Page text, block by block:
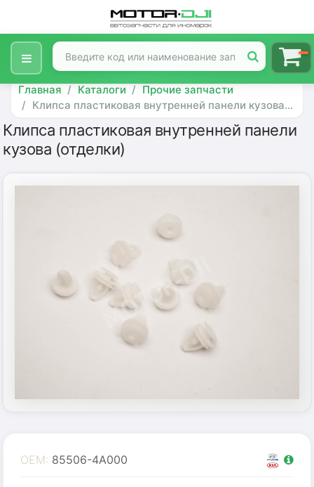
Главная Каталоги
Прочие запчасти
Клипса пластиковая внутренней панели кузова...
Клипса пластиковая внутренней панели
кузова (отделки)
OEM: 85506-4A000